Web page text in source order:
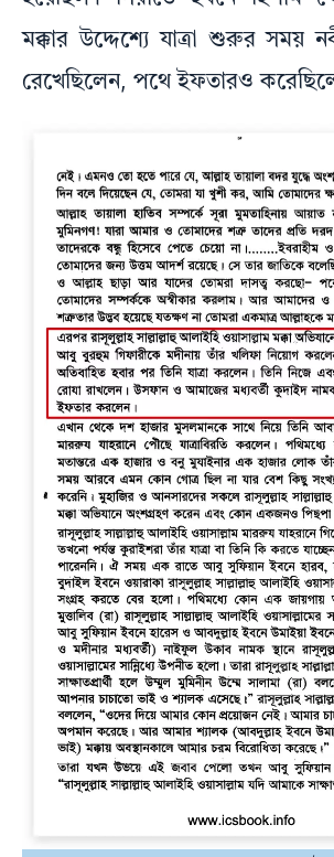
মক্কার উদ্দেশ্যে যাত্রা শুরুর সময়
রেখেছিলেন, পথে ইফতারও